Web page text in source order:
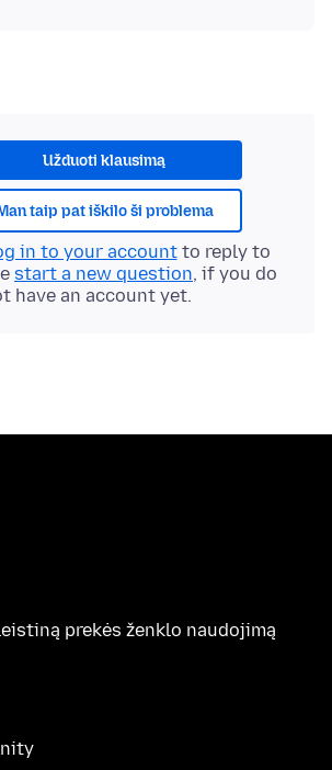
Užduoti klausimą
taip pat iškilo ši problema
in to your accountto reply to
start a new question, if you do
have an account yet.
prekės ženklo naudojimą